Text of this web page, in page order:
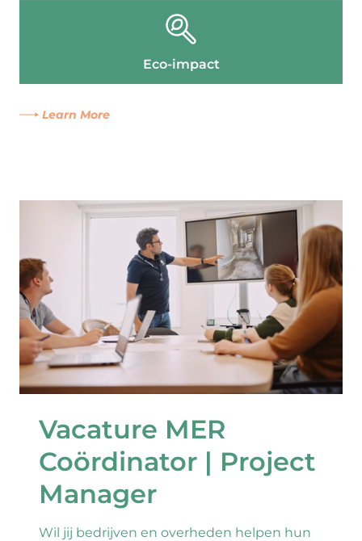
Eco-impact
Learn More
Vacature MER
Coördinator | Project
Manager
Wil jij bedrijven en overheden helpen hun